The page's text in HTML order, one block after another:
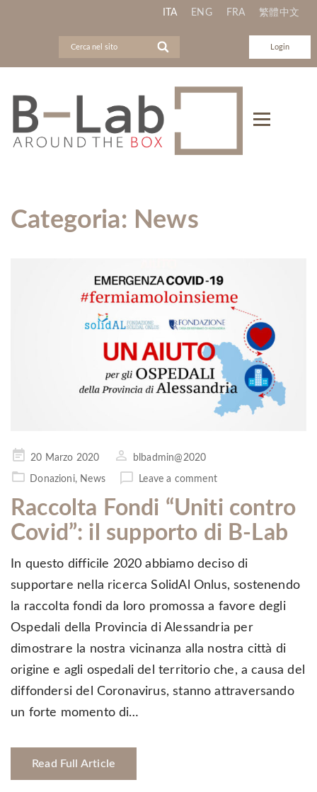
ITA ENG FRA 繁體中文
Login
Categoria: News
Pubblicato
20 Marzo 2020 blbadmin@2020
Donazioni, News Leave a comment
Raccolta Fondi “Uniti contro
Covid”: il supporto di B-Lab
In questo difficile 2020 abbiamo deciso di
supportare nella ricerca SolidAl Onlus, sostenendo
la raccolta fondi da loro promossa a favore degli
Ospedali della Provincia di Alessandria per
dimostrare la nostra vicinanza alla nostra città di
origine e agli ospedali del territorio che, a causa del
diffondersi del Coronavirus, stanno attraversando
un forte momento di…
Read Full Article